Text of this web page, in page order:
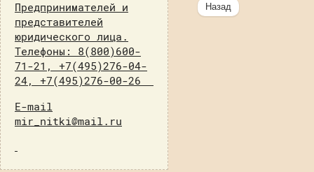
Назад
Предпринимателей и
представителей
юридического лица.
Телефоны: 8(800)600-
71-21, +7(495)276-04-
24, +7(495)276-00-26
E-mail
mir_nitki@mail.ru